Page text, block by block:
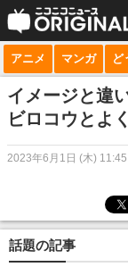
サービス一覧
niconico
動画
生放送
チャンネル
アニメ マンガ ど
イメージと違
ビロコウとよ
2023年6月1日 (木) 11:45
話題の記事